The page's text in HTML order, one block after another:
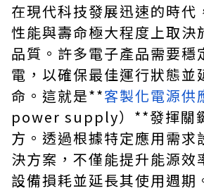
在現代科技發展迅速的時代
性能與壽命極大程度上取決
品質。許多電子產品需要穩
電，以確保最佳運行狀態並
命。這就是**客製化電源供
power supply）**發揮關
方。透過根據特定應用需求
決方案，不僅能提升能源效
設備損耗並延長其使用週期